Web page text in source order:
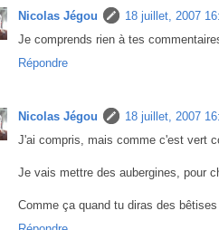
Nicolas Jégou
18 juillet, 2007
Je comprends rien à tes
Répondre
Nicolas Jégou
18 juillet, 2007
J'ai compris, mais comme c'est vert
Je vais mettre des aubergines, pour
Comme ça quand tu diras des